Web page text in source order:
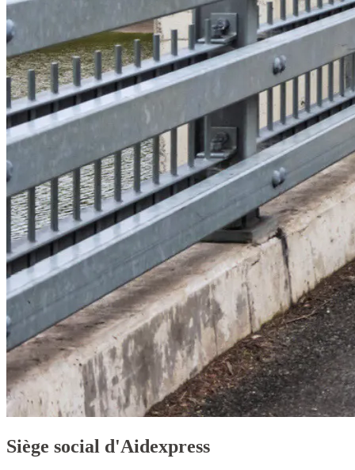
Siège social d'Aidexpress